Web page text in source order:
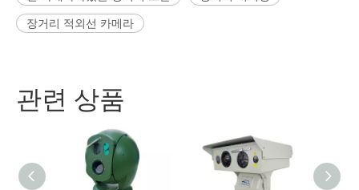
장거리 적외선 카메라
관련 상품